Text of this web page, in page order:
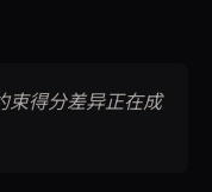
束得分差异正在成